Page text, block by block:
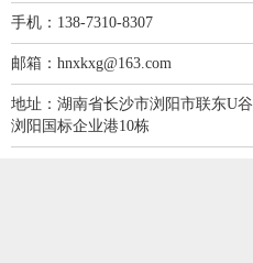
手机：138-7310-8307
邮箱：hnxkxg@163.com
地址：湖南省长沙市浏阳市联东U谷
浏阳国标企业港10栋